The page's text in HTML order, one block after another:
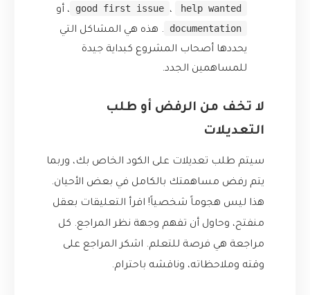
good first issue ، help wanted
، أو
documentation
. هذه هي المشاكل التي
يحددها أصحاب المشروع كبداية جيدة
للمساهمين الجدد.
لا تخف من الرفض أو طلب
التعديلات
سيتم طلب تعديلات على الكود الخاص بك، وربما
يتم رفض مساهمتك بالكامل في بعض الأحيان.
هذا ليس هجوماً شخصياً! اقرأ التعليقات بعقل
منفتح، وحاول أن تفهم وجهة نظر المراجع. كل
مراجعة هي فرصة للتعلم. اشكر المراجع على
وقته وملاحظاته، وناقشه باحترام.